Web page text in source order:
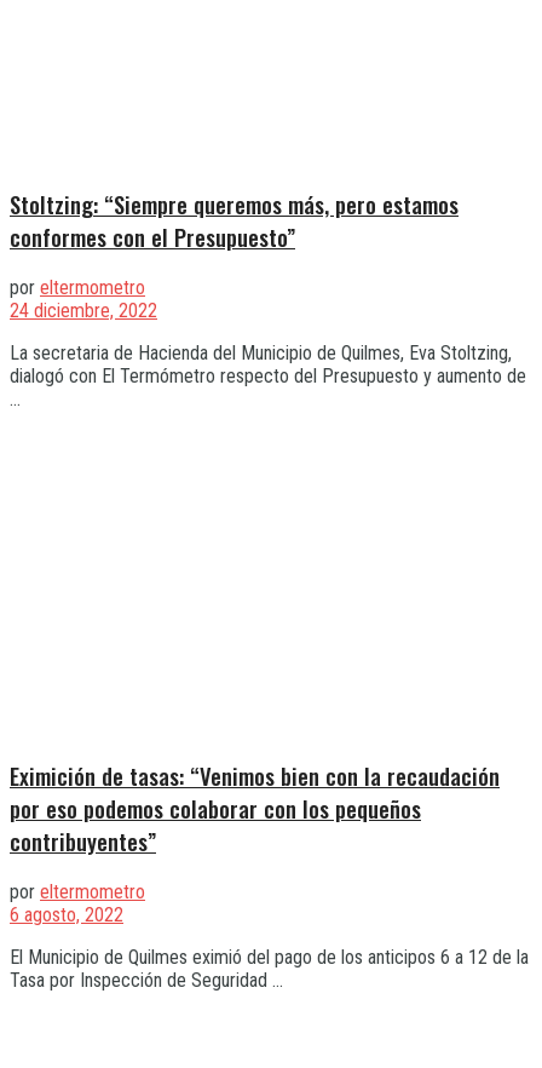
Stoltzing: “Siempre queremos más, pero estamos
conformes con el Presupuesto”
por eltermometro
24 diciembre, 2022
La secretaria de Hacienda del Municipio de Quilmes, Eva Stoltzing,
dialogó con El Termómetro respecto del Presupuesto y aumento de
...
Eximición de tasas: “Venimos bien con la recaudación
por eso podemos colaborar con los pequeños
contribuyentes”
por eltermometro
6 agosto, 2022
El Municipio de Quilmes eximió del pago de los anticipos 6 a 12 de la
Tasa por Inspección de Seguridad ...